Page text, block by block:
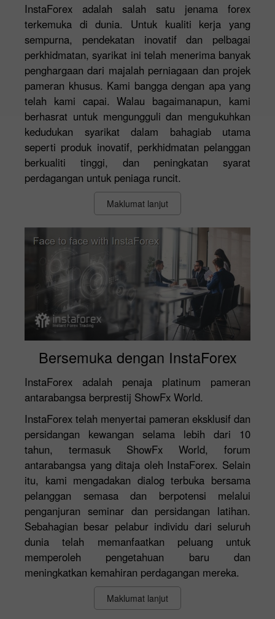
InstaForex adalah salah satu jenama forex
terkemuka di dunia. Untuk kualiti kerja yang
sempurna, pendekatan inovatif dan pelbagai
perkhidmatan, syarikat ini telah menerima banyak
penghargaan dari majalah perniagaan dan projek
pameran khusus. Kami bangga dengan apa yang
telah kami capai. Walau bagaimanapun, kami
berhasrat untuk mengungguli dan mengukuhkan
kedudukan syarikat dalam bahagiab utama
seperti produk inovatif, perkhidmatan pelanggan
berkualiti tinggi, dan peningkatan syarat
perdagangan untuk peniaga runcit.
Maklumat lanjut
Bersemuka dengan InstaForex
InstaForex adalah penaja platinum pameran
antarabangsa berprestij ShowFx World.
InstaForex telah menyertai pameran eksklusif dan
persidangan kewangan selama lebih dari 10
tahun, termasuk ShowFx World, forum
antarabangsa yang ditaja oleh InstaForex. Selain
itu, kami mengadakan dialog terbuka bersama
pelanggan semasa dan berpotensi melalui
penganjuran seminar dan persidangan latihan.
Sebahagian besar pelabur individu dari seluruh
dunia telah memanfaatkan peluang untuk
memperoleh pengetahuan baru dan
meningkatkan kemahiran perdagangan mereka.
Maklumat lanjut